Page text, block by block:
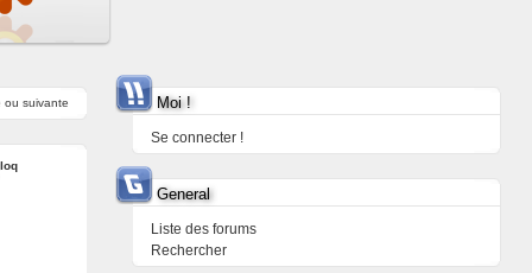
ou suivante Moi !
Se connecter !
General
Liste des forums
Rechercher